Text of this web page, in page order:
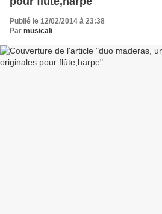
Publié le 12/02/2014 à 23:38
Par musicali